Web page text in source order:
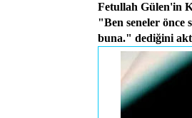
Fetullah Gülen'in
"Ben seneler önce
buna." dediğini